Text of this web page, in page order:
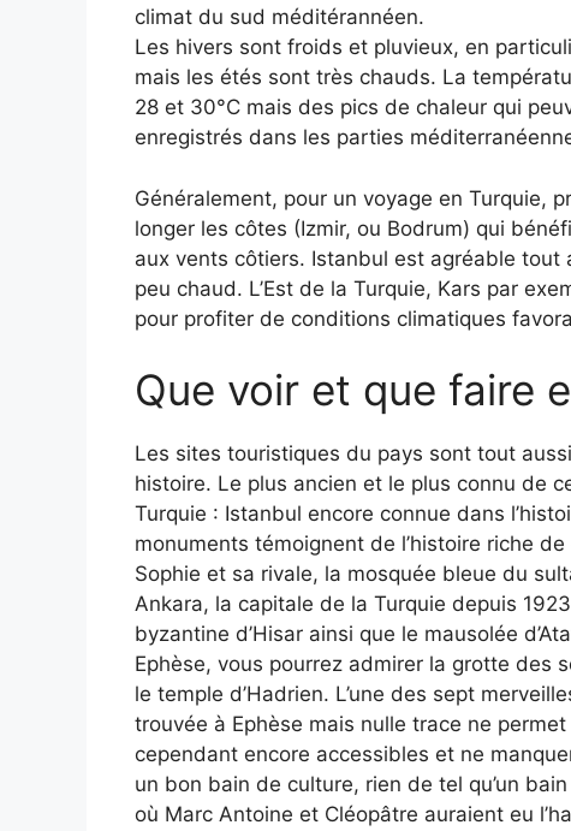
climat du sud méditérannéen.
Les hivers sont froids et pluvieux, en
mais les étés sont très chauds. La
28 et 30°C mais des pics de chaleur qui
enregistrés dans les parties
Généralement, pour un voyage en Turquie,
longer les côtes (Izmir, ou Bodrum) qui
aux vents côtiers. Istanbul est agréable tout
peu chaud. L’Est de la Turquie, Kars par
pour profiter de conditions climatiques
Que voir et que faire
Les sites touristiques du pays sont tout
histoire. Le plus ancien et le plus connu de
Turquie : Istanbul encore connue dans
monuments témoignent de l’histoire riche
Sophie et sa rivale, la mosquée bleue du
Ankara, la capitale de la Turquie depuis
byzantine d’Hisar ainsi que le mausolée
Ephèse, vous pourrez admirer la grotte des
le temple d’Hadrien. L’une des sept
trouvée à Ephèse mais nulle trace ne
cependant encore accessibles et ne
un bon bain de culture, rien de tel qu’un
où Marc Antoine et Cléopâtre auraient eu